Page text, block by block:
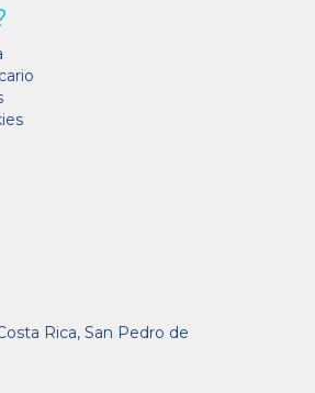
Rica, San Pedro de